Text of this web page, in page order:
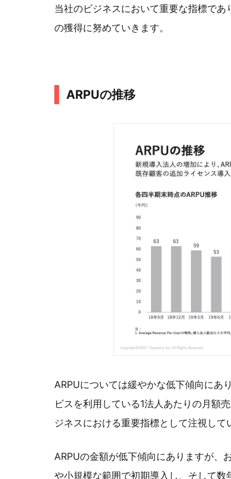
当社のビジネスにおいて重要な指標で
の獲得に努めていきます。
ARPUの推移
ARPUについては緩やかな低下傾向にあ
ビスを利用している1法人あたりの月額
ジネスにおける重要指標として注視して
ARPUの金額が低下傾向にありますが、
や小規模な範囲で初期導入し、そして